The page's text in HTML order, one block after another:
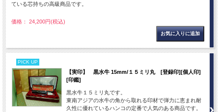
ている芯持ちの高級商品です。
価格： 24,200円(税込)
PICK UP
【実印】 黒水牛 15mm/１５ミリ丸 [登録印][個人印]
[印鑑]
黒水牛１５ミリ丸です。
東南アジアの水牛の角から取れる印材で弾力に恵まれ耐
久性に優れているハンコの定番で人気のある商品です。